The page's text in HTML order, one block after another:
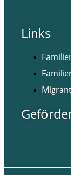
Links